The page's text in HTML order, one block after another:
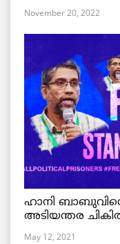
November 20, 2022
ഹാനി
അടിയന്തര
May 12, 2021